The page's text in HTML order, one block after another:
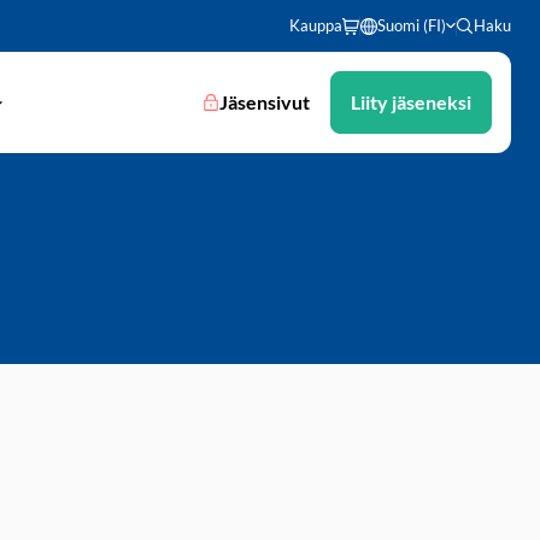
Kauppa Suomi (FI) Haku
Jäsensivut Liity jäseneksi